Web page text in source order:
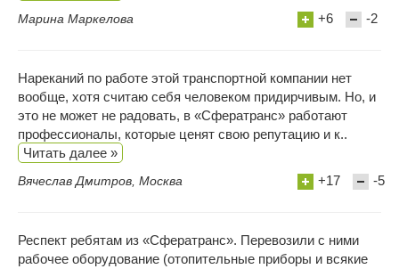
Марина Маркелова +6 -2
Нареканий по работе этой транспортной компании нет
вообще, хотя считаю себя человеком придирчивым. Но, и
это не может не радовать, в «Сфератранс» работают
профессионалы, которые ценят свою репутацию и к..
Читать далее »
Вячеслав Дмитров, Москва +17 -5
Респект ребятам из «Сфератранс». Перевозили с ними
рабочее оборудование (отопительные приборы и всякие